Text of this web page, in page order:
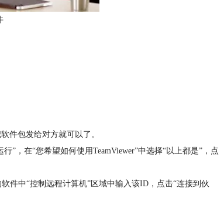
件包发给对方就可以了。
”，在“您希望如何使用TeamViewer”中选择“以上都是”，点
件中“控制远程计算机”区域中输入该ID，点击“连接到伙